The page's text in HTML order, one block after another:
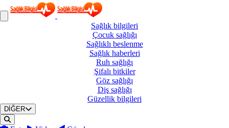
Sağlık bilgileri
Çocuk sağlığı
Sağlıklı beslenme
Sağlık haberleri
Ruh sağlığı
Şifalı bitkiler
Göz sağlığı
Diş sağlığı
Güzellik bilgileri
DİĞER